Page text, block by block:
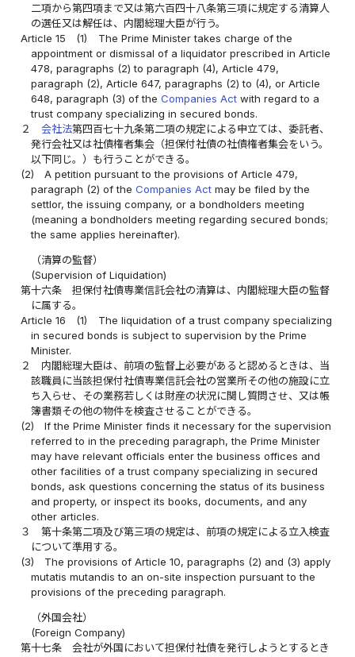
二項から第四項まで又は第六百四十八条第三項に規定する清算人
の選任又は解任は、内閣総理大臣が行う。
Article 15
(1)
The Prime Minister takes charge of the
appointment or dismissal of a liquidator prescribed in Article
478, paragraphs (2) to paragraph (4), Article 479,
paragraph (2), Article 647, paragraphs (2) to (4), or Article
648, paragraph (3) of theCompanies Act with regard to a
trust company specializing in secured bonds.
２
会社法第四百七十九条第二項の規定による申立ては、委託者、
発行会社又は社債権者集会（担保付社債の社債権者集会をいう。
以下同じ。）も行うことができる。
(2)
A petition pursuant to the provisions of Article 479,
paragraph (2) of theCompanies Act may be filed by the
settlor, the issuing company, or a bondholders meeting
(meaning a bondholders meeting regarding secured bonds;
the same applies hereinafter).
（清算の監督）
(Supervision of Liquidation)
第十六条
担保付社債専業信託会社の清算は、内閣総理大臣の監督
に属する。
Article 16
(1)
The liquidation of a trust company specializing
in secured bonds is subject to supervision by the Prime
Minister.
２
内閣総理大臣は、前項の監督上必要があると認めるときは、当
該職員に当該担保付社債専業信託会社の営業所その他の施設に立
ち入らせ、その業務若しくは財産の状況に関し質問させ、又は帳
簿書類その他の物件を検査させることができる。
(2)
If the Prime Minister finds it necessary for the supervision
referred to in the preceding paragraph, the Prime Minister
may have relevant officials enter the business offices and
other facilities of a trust company specializing in secured
bonds, ask questions concerning the status of its business
and property, or inspect its books, documents, and any
other articles.
３
第十条第二項及び第三項の規定は、前項の規定による立入検査
について準用する。
(3)
The provisions of Article 10, paragraphs (2) and (3) apply
mutatis mutandis to an on-site inspection pursuant to the
provisions of the preceding paragraph.
（外国会社）
(Foreign Company)
第十七条
会社が外国において担保付社債を発行しようとするとき